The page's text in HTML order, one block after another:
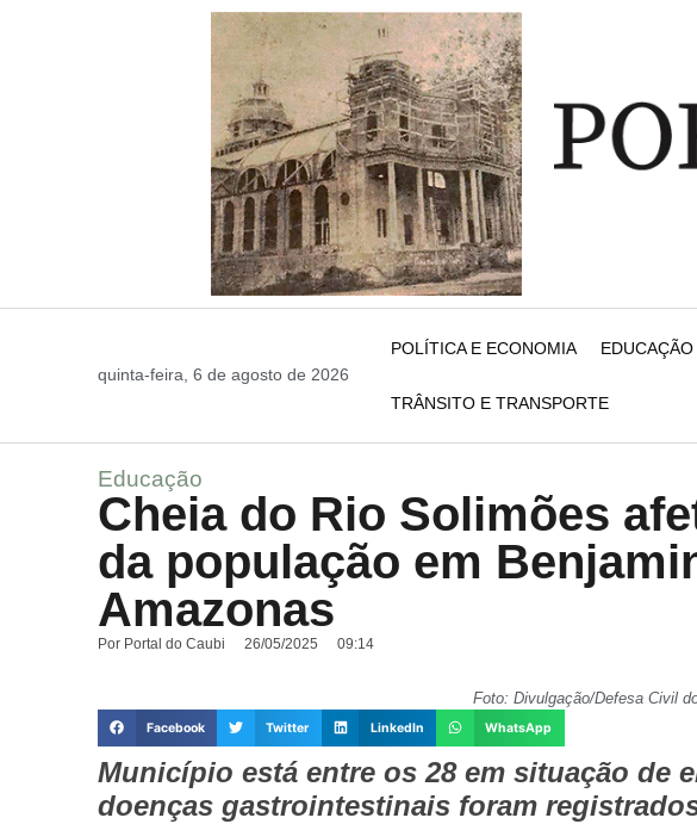
quinta-feira, 6 de agosto de 2026
POLÍTICA E ECONOMIA EDUCAÇÃO
TRÂNSITO E TRANSPORTE
Educação
Cheia do Rio Solimões
da população em
Amazonas
Por Portal do Caubi 26/05/2025 09:14
Foto: Divulgação/Defesa Civil
Facebook Twitter LinkedIn WhatsApp
Município está entre os 28 em situação de
doenças gastrointestinais foram